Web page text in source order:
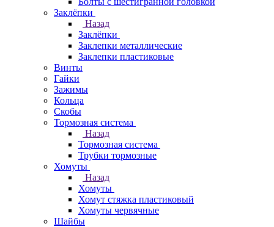
Заклёпки
Назад
Заклёпки
Заклепки металлические
Заклепки пластиковые
Винты
Гайки
Зажимы
Кольца
Скобы
Тормозная система
Назад
Тормозная система
Трубки тормозные
Хомуты
Назад
Хомуты
Хомут стяжка пластиковый
Хомуты червячные
Шайбы